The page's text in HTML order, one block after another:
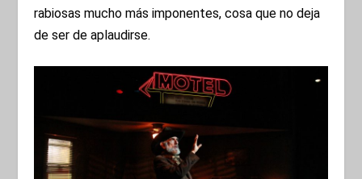
rabiosas mucho más imponentes, cosa que no deja
de ser de aplaudirse.